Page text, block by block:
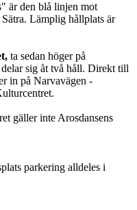
är den blå linjen mot
Lämplig hållplats är
ta sedan höger på
sig åt två håll. Direkt till
in på Narvavägen -
gäller inte Arosdansens
parkering alldeles i